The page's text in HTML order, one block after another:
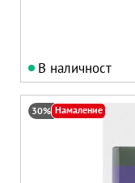
В наличност
30% Намаление